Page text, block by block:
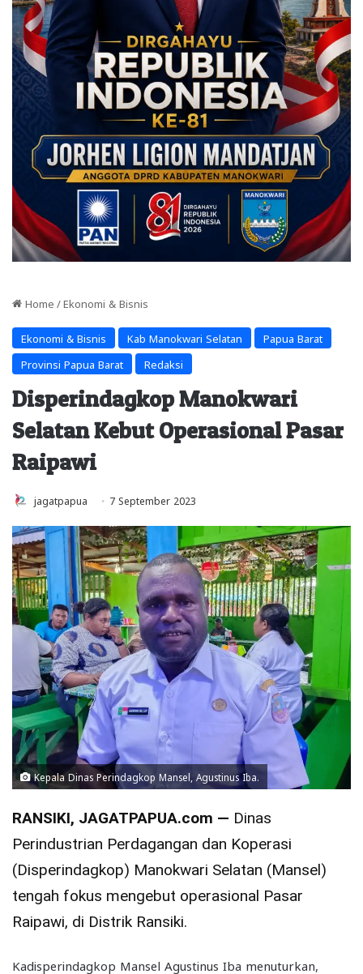
Home / Ekonomi & Bisnis
Ekonomi & Bisnis Kab Manokwari Selatan Papua Barat
Provinsi Papua Barat Redaksi
Disperindagkop Manokwari
Selatan Kebut Operasional Pasar
Raipawi
jagatpapua 7 September 2023
Kepala Dinas Perindagkop Mansel, Agustinus Iba.
RANSIKI, JAGATPAPUA.com — Dinas
Perindustrian Perdagangan dan Koperasi
(Disperindagkop) Manokwari Selatan (Mansel)
tengah fokus mengebut operasional Pasar
Raipawi, di Distrik Ransiki.
Kadisperindagkop Mansel Agustinus Iba menuturkan,